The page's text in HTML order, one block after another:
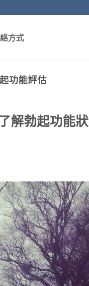
方式
功能評估
解勃起功能狀